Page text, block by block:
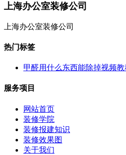
上海办公室装修公司
上海办公室装修公司
热门标签
甲醛用什么东西能除掉视频教
服务项目
网站首页
装修学院
装修报建知识
装修效果图
关于我们